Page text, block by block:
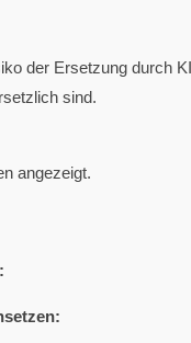
der Ersetzung durch
sind.
angezeigt.